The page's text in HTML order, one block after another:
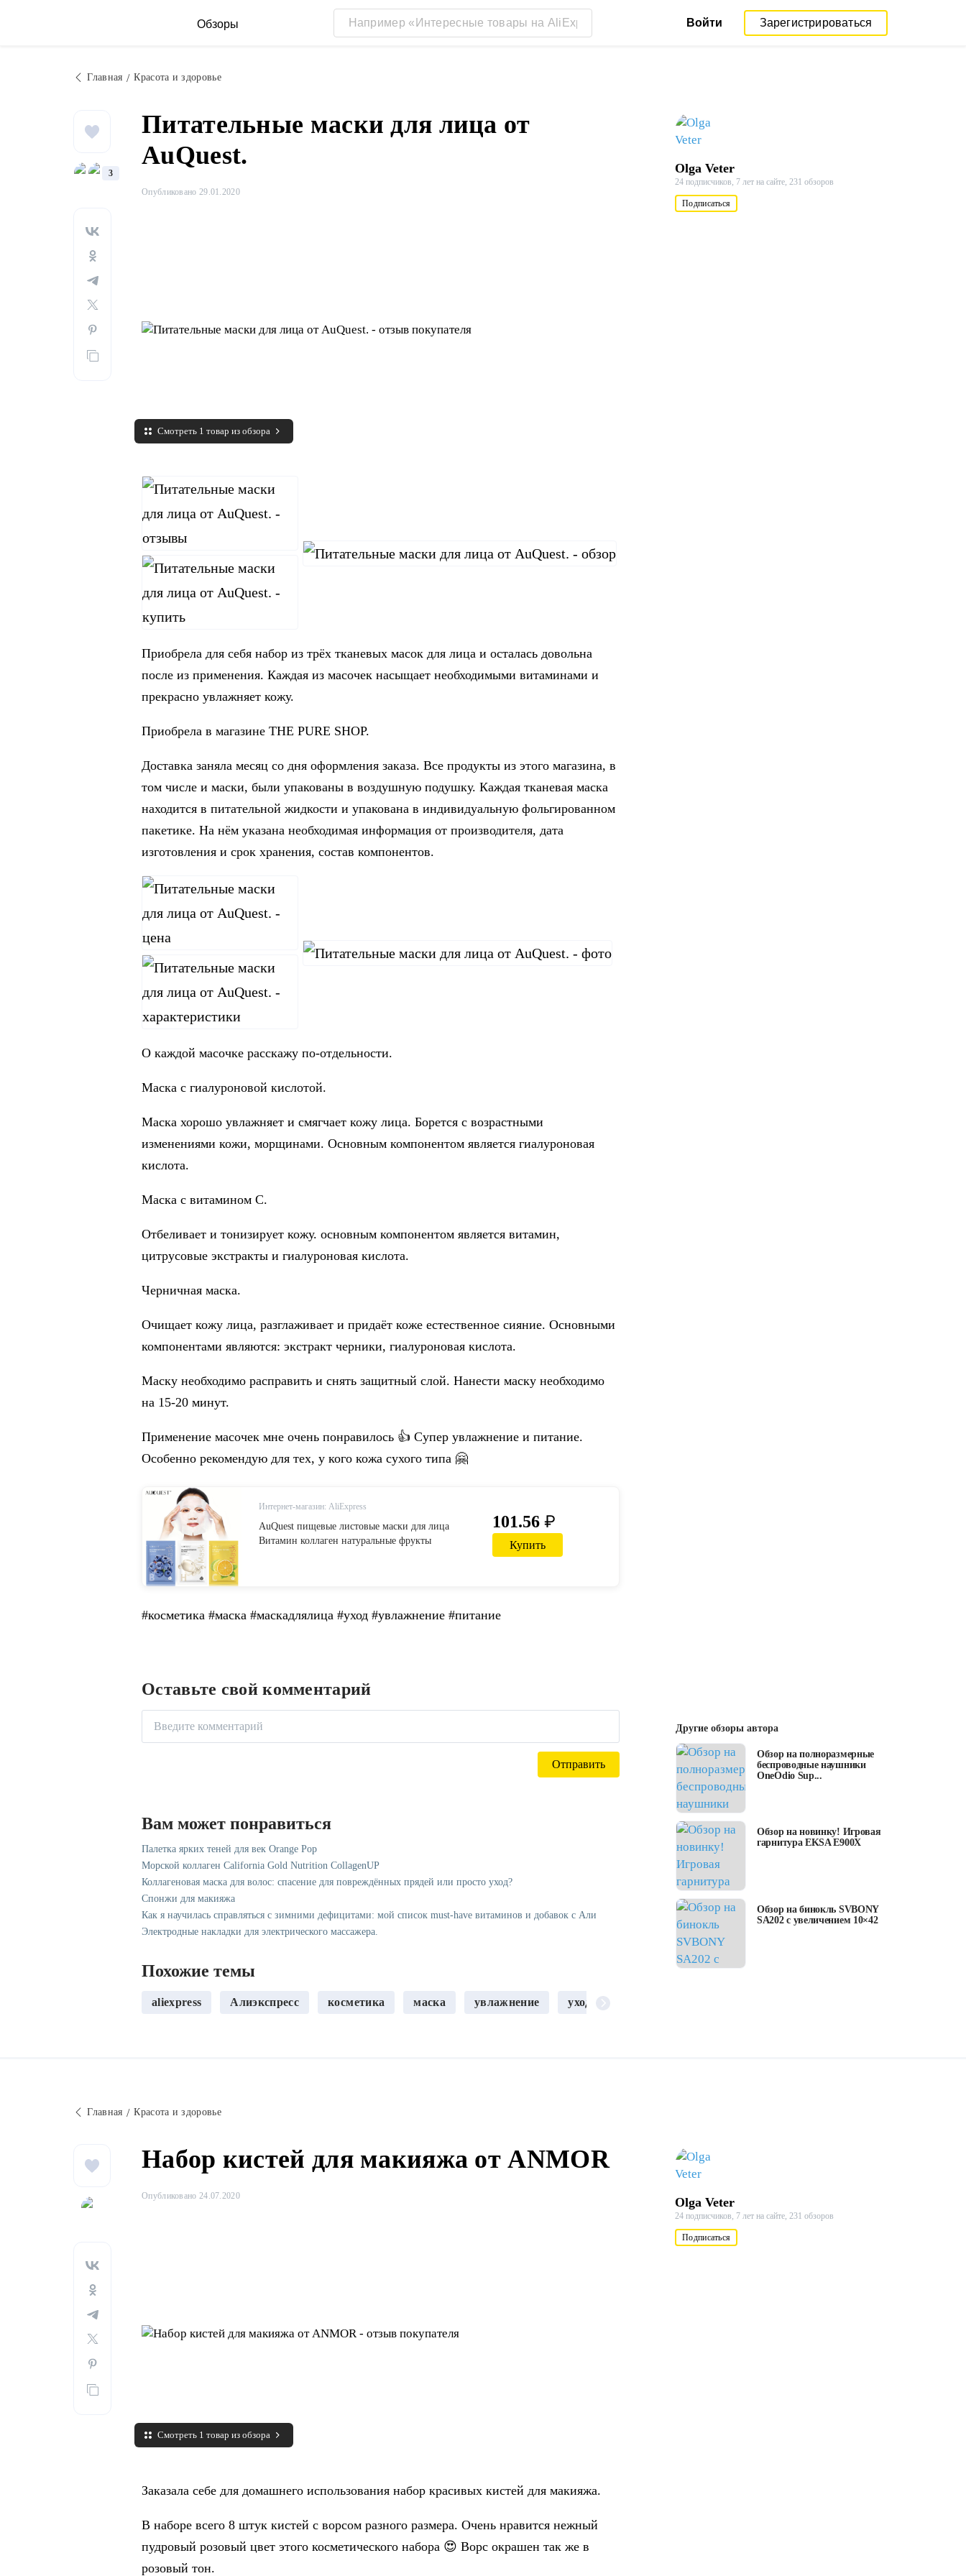
Обзоры Войти Зарегистрироваться
Главная Красота и здоровье
3
Питательные маски для лица от
AuQuest.
Опубликовано 29.01.2020
Смотреть 1 товар из обзора
Приобрела для себя набор из трёх тканевых масок для лица и осталась довольна
после из применения. Каждая из масочек насыщает необходимыми витаминами и
прекрасно увлажняет кожу.
Приобрела в магазине THE PURE SHOP.
Доставка заняла месяц со дня оформления заказа. Все продукты из этого магазина, в
том числе и маски, были упакованы в воздушную подушку. Каждая тканевая маска
находится в питательной жидкости и упакована в индивидуальную фольгированном
пакетике. На нём указана необходимая информация от производителя, дата
изготовления и срок хранения, состав компонентов.
О каждой масочке расскажу по-отдельности.
Маска с гиалуроновой кислотой.
Маска хорошо увлажняет и смягчает кожу лица. Борется с возрастными
изменениями кожи, морщинами. Основным компонентом является гиалуроновая
кислота.
Маска с витамином С.
Отбеливает и тонизирует кожу. основным компонентом является витамин,
цитрусовые экстракты и гиалуроновая кислота.
Черничная маска.
Очищает кожу лица, разглаживает и придаёт коже естественное сияние. Основными
компонентами являются: экстракт черники, гиалуроновая кислота.
Маску необходимо расправить и снять защитный слой. Нанести маску необходимо
на 15-20 минут.
Применение масочек мне очень понравилось 👍 Супер увлажнение и питание.
Особенно рекомендую для тех, у кого кожа сухого типа 🤗
Интернет-магазин: AliExpress
AuQuest пищевые листовые маски для лица
Витамин коллаген натуральные фрукты
101.56 ₽
Купить
#косметика #маска #маскадлялица #уход #увлажнение #питание
Olga Veter
24 подписчиков, 7 лет на сайте, 231 обзоров
Подписаться
Оставьте свой комментарий
Вам может понравиться
Палетка ярких теней для век Orange Pop
Морской коллаген California Gold Nutrition CollagenUP
Коллагеновая маска для волос: спасение для повреждённых прядей или просто уход?
Спонжи для макияжа
Как я научилась справляться с зимними дефицитами: мой список must-have витаминов и добавок с Али
Электродные накладки для электрического массажера.
Похожие темы
aliexpress Алиэкспресс косметика маска увлажнение уход
Другие обзоры автора
Обзор на полноразмерные
беспроводные наушники
OneOdio Sup...
Обзор на новинку! Игровая
гарнитура EKSA E900X
Обзор на бинокль SVBONY
SA202 с увеличением 10×42
Главная Красота и здоровье
Набор кистей для макияжа от ANMOR
Опубликовано 24.07.2020
Смотреть 1 товар из обзора
Заказала себе для домашнего использования набор красивых кистей для макияжа.
В наборе всего 8 штук кистей с ворсом разного размера. Очень нравится нежный
пудровый розовый цвет этого косметического набора 😍 Ворс окрашен так же в
розовый тон.
Olga Veter
24 подписчиков, 7 лет на сайте, 231 обзоров
Подписаться